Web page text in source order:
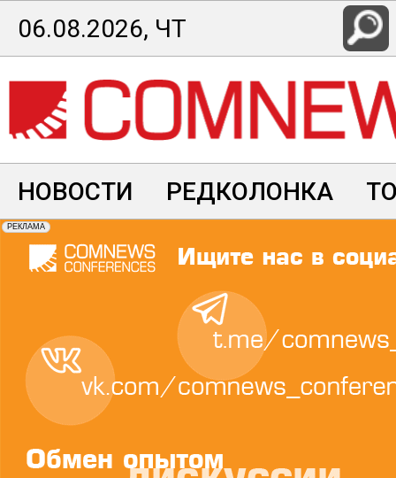
Перейти
к
основному
содержанию
06.08.2026, ЧТ
НОВОСТИ РЕДКОЛОНКА